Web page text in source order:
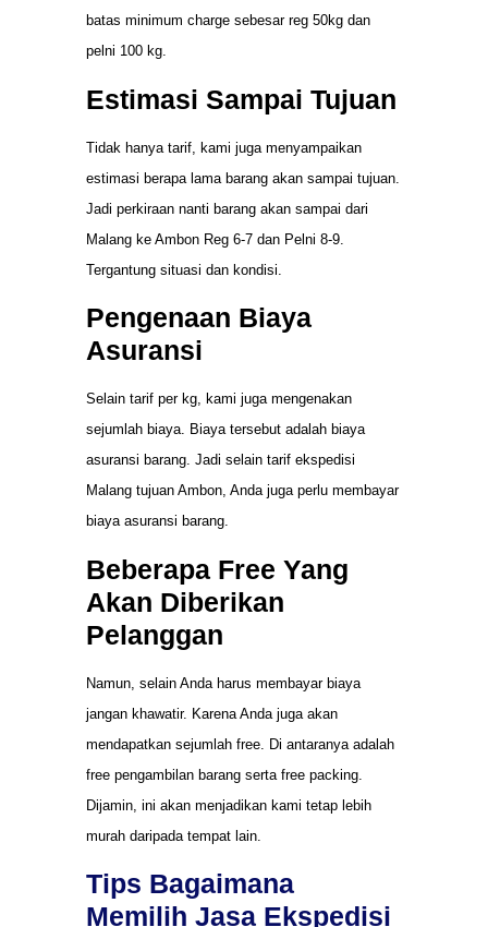
batas minimum charge sebesar reg 50kg dan
pelni 100 kg.
Estimasi Sampai Tujuan
Tidak hanya tarif, kami juga menyampaikan
estimasi berapa lama barang akan sampai tujuan.
Jadi perkiraan nanti barang akan sampai dari
Malang ke Ambon Reg 6-7 dan Pelni 8-9.
Tergantung situasi dan kondisi.
Pengenaan Biaya
Asuransi
Selain tarif per kg, kami juga mengenakan
sejumlah biaya. Biaya tersebut adalah biaya
asuransi barang. Jadi selain tarif ekspedisi
Malang tujuan Ambon, Anda juga perlu membayar
biaya asuransi barang.
Beberapa Free Yang
Akan Diberikan
Pelanggan
Namun, selain Anda harus membayar biaya
jangan khawatir. Karena Anda juga akan
mendapatkan sejumlah free. Di antaranya adalah
free pengambilan barang serta free packing.
Dijamin, ini akan menjadikan kami tetap lebih
murah daripada tempat lain.
Tips Bagaimana
Memilih Jasa Ekspedisi